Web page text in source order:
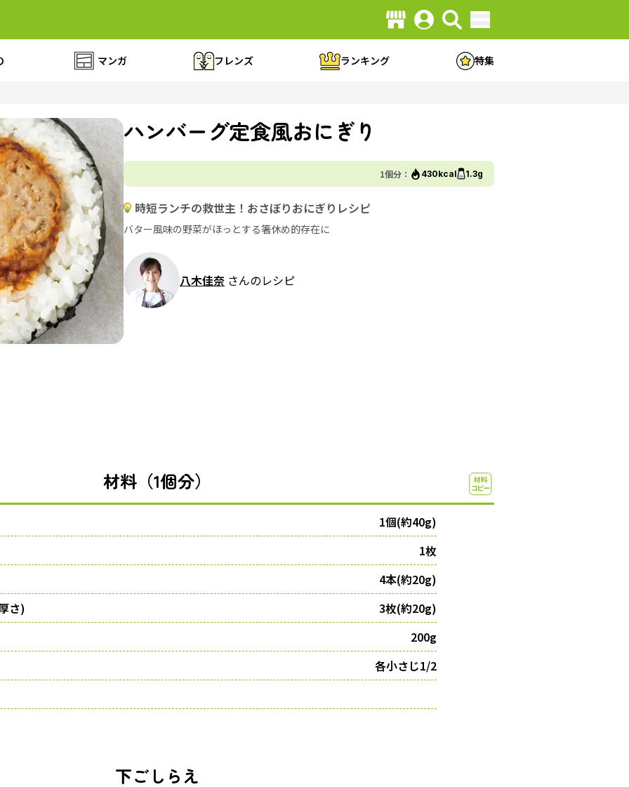
マンガ フレンズ ランキング 特集
ハンバーグ定食風おにぎり
1個分： 430kcal 1.3g
時短ランチの救世主！おさぼりおにぎりレシピ
バター風味の野菜がほっとする箸休め的存在に
八木佳奈 さんのレシピ
材料（1個分）
1個(約40g)
1枚
4本(約20g)
さ)
3枚(約20g)
200g
各小さじ1/2
下ごしらえ